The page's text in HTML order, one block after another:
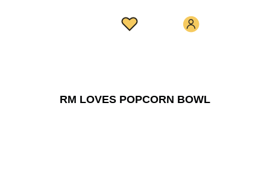
RM LOVES POPCORN BOWL